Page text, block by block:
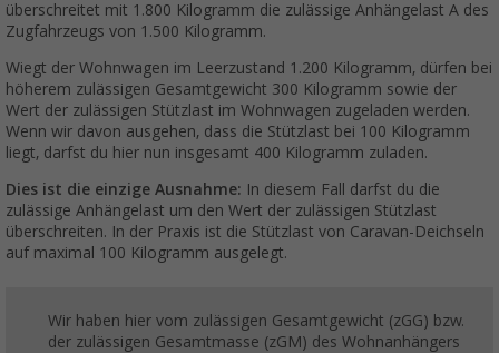
überschreitet mit 1.800 Kilogramm die zulässige Anhängelast A des
Zugfahrzeugs von 1.500 Kilogramm.
Wiegt der Wohnwagen im Leerzustand 1.200 Kilogramm, dürfen bei
höherem zulässigen Gesamtgewicht 300 Kilogramm sowie der
Wert der zulässigen Stützlast im Wohnwagen zugeladen werden.
Wenn wir davon ausgehen, dass die Stützlast bei 100 Kilogramm
liegt, darfst du hier nun insgesamt 400 Kilogramm zuladen.
Dies ist die einzige Ausnahme: In diesem Fall darfst du die
zulässige Anhängelast um den Wert der zulässigen Stützlast
überschreiten. In der Praxis ist die Stützlast von Caravan-Deichseln
auf maximal 100 Kilogramm ausgelegt.
Wir haben hier vom zulässigen Gesamtgewicht (zGG) bzw.
der zulässigen Gesamtmasse (zGM) des Wohnanhängers